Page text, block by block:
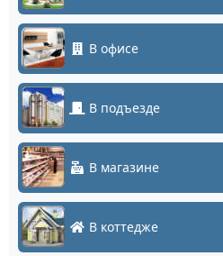
В офисе
В подъезде
В магазине
В коттедже